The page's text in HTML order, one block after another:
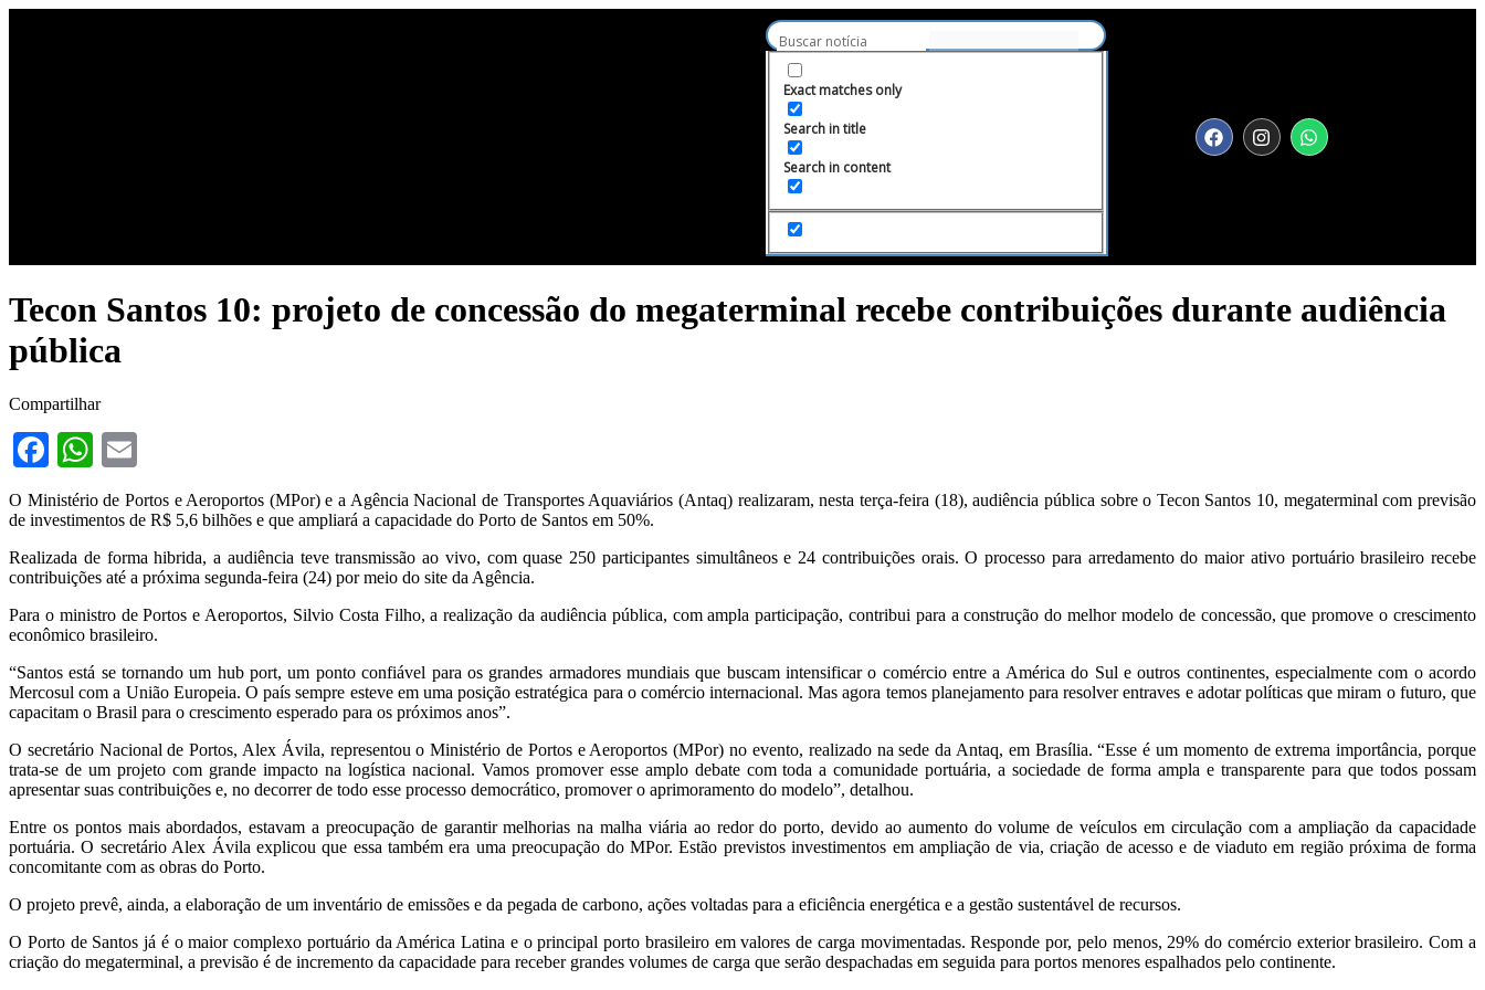
Exact matches only
Search in title
Search in content
Tecon Santos 10: projeto de concessão do megaterminal recebe contribuições durante audiência
pública
Compartilhar
Facebook
WhatsApp
O Ministério de Portos e Aeroportos (MPor) e a Agência Nacional de Transportes Aquaviários (Antaq) realizaram, nesta terça-feira (18), audiência pública sobre o Tecon Santos 10, megaterminal com previsão
de investimentos de R$ 5,6 bilhões e que ampliará a capacidade do Porto de Santos em 50%.
Realizada de forma hibrida, a audiência teve transmissão ao vivo, com quase 250 participantes simultâneos e 24 contribuições orais. O processo para arredamento do maior ativo portuário brasileiro recebe
contribuições até a próxima segunda-feira (24) por meio do site da Agência.
Para o ministro de Portos e Aeroportos, Silvio Costa Filho, a realização da audiência pública, com ampla participação, contribui para a construção do melhor modelo de concessão, que promove o crescimento
econômico brasileiro.
“Santos está se tornando um hub port, um ponto confiável para os grandes armadores mundiais que buscam intensificar o comércio entre a América do Sul e outros continentes, especialmente com o acordo
Mercosul com a União Europeia. O país sempre esteve em uma posição estratégica para o comércio internacional. Mas agora temos planejamento para resolver entraves e adotar políticas que miram o futuro, que
capacitam o Brasil para o crescimento esperado para os próximos anos”.
O secretário Nacional de Portos, Alex Ávila, representou o Ministério de Portos e Aeroportos (MPor) no evento, realizado na sede da Antaq, em Brasília. “Esse é um momento de extrema importância, porque
trata-se de um projeto com grande impacto na logística nacional. Vamos promover esse amplo debate com toda a comunidade portuária, a sociedade de forma ampla e transparente para que todos possam
apresentar suas contribuições e, no decorrer de todo esse processo democrático, promover o aprimoramento do modelo”, detalhou.
Entre os pontos mais abordados, estavam a preocupação de garantir melhorias na malha viária ao redor do porto, devido ao aumento do volume de veículos em circulação com a ampliação da capacidade
portuária. O secretário Alex Ávila explicou que essa também era uma preocupação do MPor. Estão previstos investimentos em ampliação de via, criação de acesso e de viaduto em região próxima de forma
concomitante com as obras do Porto.
O projeto prevê, ainda, a elaboração de um inventário de emissões e da pegada de carbono, ações voltadas para a eficiência energética e a gestão sustentável de recursos.
O Porto de Santos já é o maior complexo portuário da América Latina e o principal porto brasileiro em valores de carga movimentadas. Responde por, pelo menos, 29% do comércio exterior brasileiro. Com a
criação do megaterminal, a previsão é de incremento da capacidade para receber grandes volumes de carga que serão despachadas em seguida para portos menores espalhados pelo continente.